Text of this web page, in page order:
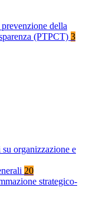
della
(PTPCT) 3
organizzazione e
20
strategico-